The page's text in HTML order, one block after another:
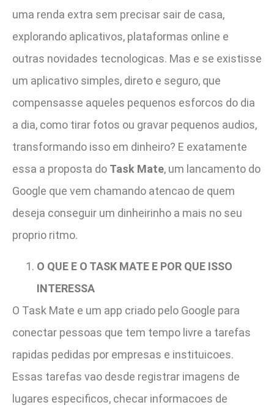
uma renda extra sem precisar sair de casa,
explorando aplicativos, plataformas online e
outras novidades tecnologicas. Mas e se existisse
um aplicativo simples, direto e seguro, que
compensasse aqueles pequenos esforcos do dia
a dia, como tirar fotos ou gravar pequenos audios,
transformando isso em dinheiro? E exatamente
essa a proposta do Task Mate, um lancamento do
Google que vem chamando atencao de quem
deseja conseguir um dinheirinho a mais no seu
proprio ritmo.
O QUE E O TASK MATE E POR QUE ISSO
INTERESSA
O Task Mate e um app criado pelo Google para
conectar pessoas que tem tempo livre a tarefas
rapidas pedidas por empresas e instituicoes.
Essas tarefas vao desde registrar imagens de
lugares especificos, checar informacoes de